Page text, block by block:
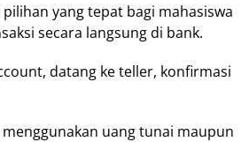
yang tepat bagi mahasiswa
secara langsung di bank.
datang ke teller, konfirmasi
uang tunai maupun